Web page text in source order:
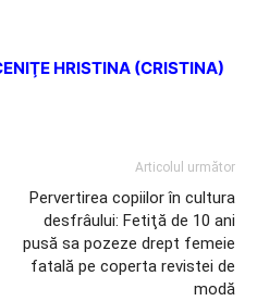
HRISTINA (CRISTINA)
Articolul următor
Pervertirea copiilor în cultura
desfrâului: Fetiţă de 10 ani
pusă sa pozeze drept femeie
fatală pe coperta revistei de
modă